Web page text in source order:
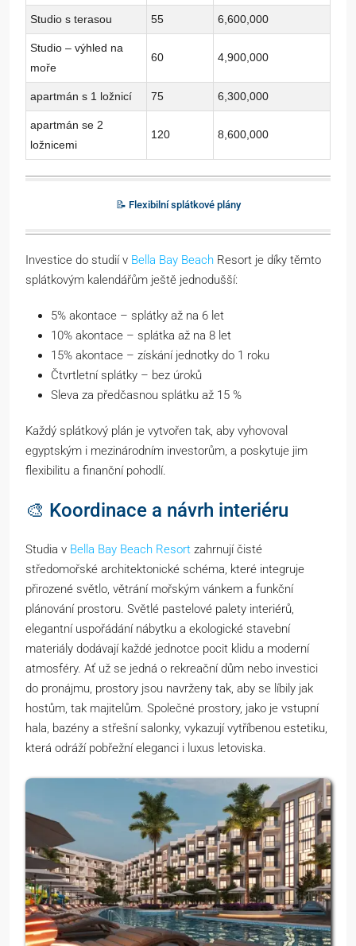
Studio s terasou 55 6,600,000
Studio – výhled na
moře
60 4,900,000
apartmán s 1 ložnicí 75 6,300,000
apartmán se 2
ložnicemi
120 8,600,000
📝 Flexibilní splátkové plány
Investice do studií v Bella Bay Beach Resort je díky těmto
splátkovým kalendářům ještě jednodušší:
5% akontace – splátky až na 6 let
10% akontace – splátka až na 8 let
15% akontace – získání jednotky do 1 roku
Čtvrtletní splátky – bez úroků
Sleva za předčasnou splátku až 15 %
Každý splátkový plán je vytvořen tak, aby vyhovoval
egyptským i mezinárodním investorům, a poskytuje jim
flexibilitu a finanční pohodlí.
🎨 Koordinace a návrh interiéru
Studia v Bella Bay Beach Resort zahrnují čisté
středomořské architektonické schéma, které integruje
přirozené světlo, větrání mořským vánkem a funkční
plánování prostoru. Světlé pastelové palety interiérů,
elegantní uspořádání nábytku a ekologické stavební
materiály dodávají každé jednotce pocit klidu a moderní
atmosféry. Ať už se jedná o rekreační dům nebo investici
do pronájmu, prostory jsou navrženy tak, aby se líbily jak
hostům, tak majitelům. Společné prostory, jako je vstupní
hala, bazény a střešní salonky, vykazují vytříbenou estetiku,
která odráží pobřežní eleganci i luxus letoviska.